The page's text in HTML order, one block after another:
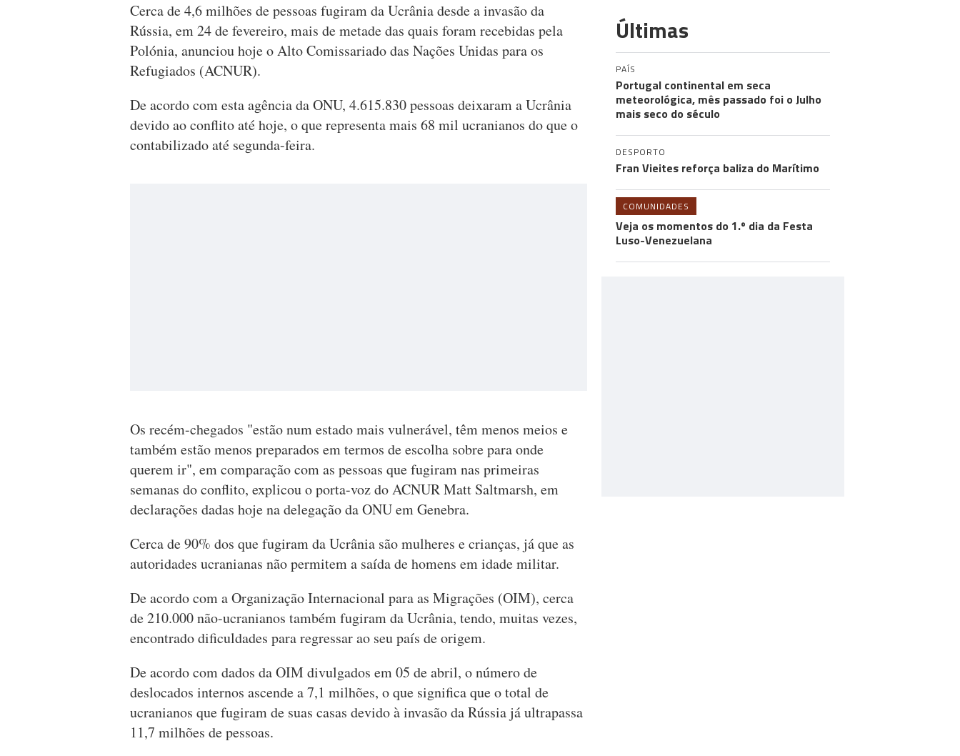
Cerca de 4,6 milhões de pessoas fugiram da Ucrânia desde a invasão da
Rússia, em 24 de fevereiro, mais de metade das quais foram recebidas pela
Polónia, anunciou hoje o Alto Comissariado das Nações Unidas para os
Refugiados (ACNUR).
De acordo com esta agência da ONU, 4.615.830 pessoas deixaram a Ucrânia
devido ao conflito até hoje, o que representa mais 68 mil ucranianos do que o
contabilizado até segunda-feira.
Os recém-chegados "estão num estado mais vulnerável, têm menos meios e
também estão menos preparados em termos de escolha sobre para onde
querem ir", em comparação com as pessoas que fugiram nas primeiras
semanas do conflito, explicou o porta-voz do ACNUR Matt Saltmarsh, em
declarações dadas hoje na delegação da ONU em Genebra.
Cerca de 90% dos que fugiram da Ucrânia são mulheres e crianças, já que as
autoridades ucranianas não permitem a saída de homens em idade militar.
De acordo com a Organização Internacional para as Migrações (OIM), cerca
de 210.000 não-ucranianos também fugiram da Ucrânia, tendo, muitas vezes,
encontrado dificuldades para regressar ao seu país de origem.
De acordo com dados da OIM divulgados em 05 de abril, o número de
deslocados internos ascende a 7,1 milhões, o que significa que o total de
ucranianos que fugiram de suas casas devido à invasão da Rússia já ultrapassa
11,7 milhões de pessoas.
Últimas
PAÍS
Portugal continental em seca
meteorológica, mês passado foi o Julho
mais seco do século
DESPORTO
Fran Vieites reforça baliza do Marítimo
COMUNIDADES
Veja os momentos do 1.º dia da Festa
Luso-Venezuelana